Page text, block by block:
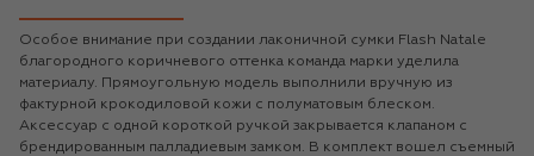
Особое внимание при создании лаконичной сумки Flash Natale
благородного коричневого оттенка команда марки уделила
материалу. Прямоугольную модель выполнили вручную из
фактурной крокодиловой кожи с полуматовым блеском.
Аксессуар с одной короткой ручкой закрывается клапаном с
брендированным палладиевым замком. В комплект вошел съемный